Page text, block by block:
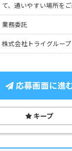
て、通いやすい場所をご
業務委託
株式会社トライグループ
応募画面に進
キープ